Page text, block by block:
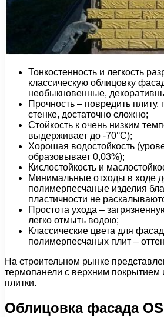
Тонкостенность и легкость
классическую облицовку
необыкновенные,
Прочность – повредить плиту,
стенке, достаточно сложно;
Стойкость к очень низким
выдерживает до -70°С);
Хорошая водостойкость
образовывает 0,03%);
Кислостойкость и
Минимальные отходы в ходе
полимерпесчаные изделия
пластичности не
Простота ухода –
легко отмыть водою;
Классические цвета для
полимерпесчаных плит –
На строительном рынке
термопанели с верхним покрытием
плитки.
Облицовка фасада